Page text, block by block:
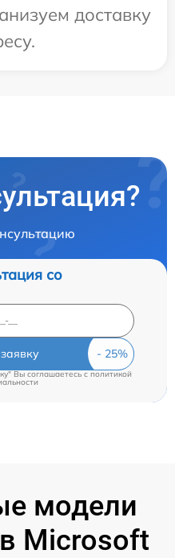
доставку
со
Вы соглашаетесь cполитикой
модели
Microsoft